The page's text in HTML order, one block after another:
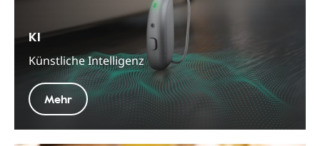
KI
Künstliche Intelligenz
Mehr